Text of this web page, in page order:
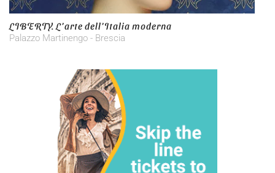
LIBERTY. L’arte dell’Italia moderna
Palazzo Martinengo - Brescia